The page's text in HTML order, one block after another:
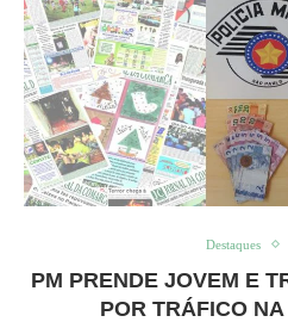
Destaques
PM PRENDE JOVEM E
POR TRÁFICO